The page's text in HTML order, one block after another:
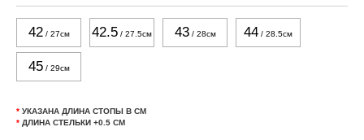
42/ 27см 42.5 / 27.5см 43/ 28см 44 / 28.5см
45/ 29см
* УКАЗАНА ДЛИНА СТОПЫ В СМ
* ДЛИНА СТЕЛЬКИ +0.5 СМ